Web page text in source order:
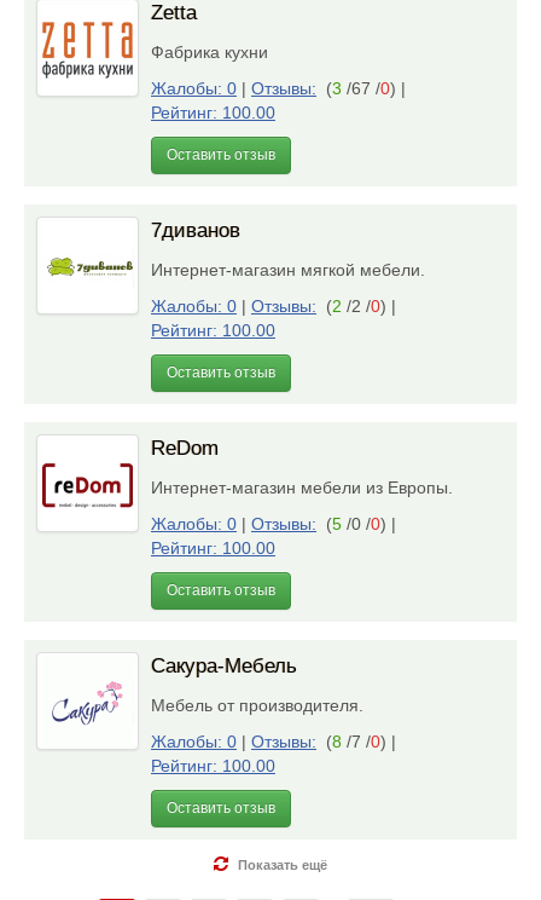
Zetta
Фабрика кухни
Жалобы: 0 | Отзывы: (3 /67 /0) |
Рейтинг: 100.00
Оставить отзыв
7диванов
Интернет-магазин мягкой мебели.
Жалобы: 0 | Отзывы: (2 /2 /0) |
Рейтинг: 100.00
Оставить отзыв
ReDom
Интернет-магазин мебели из Европы.
Жалобы: 0 | Отзывы: (5 /0 /0) |
Рейтинг: 100.00
Оставить отзыв
Сакура-Мебель
Мебель от производителя.
Жалобы: 0 | Отзывы: (8 /7 /0) |
Рейтинг: 100.00
Оставить отзыв
Показать ещё